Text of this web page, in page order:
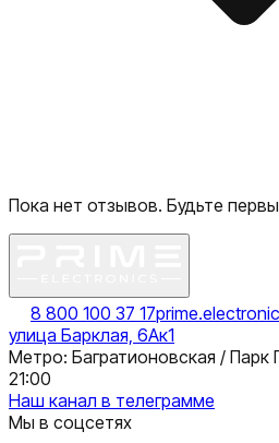
Пока нет отзывов. Будьте
8 800 100 37 17
улица Барклая, 6Ак1
Метро: Багратионовская / Парк
21:00
Наш канал в телеграмме
Мы в соцсетях